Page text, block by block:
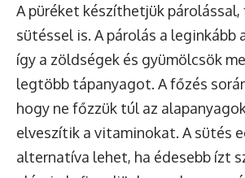
A püréket készíthetjük
sütéssel is. A párolás a leginkább
így a zöldségek és gyümölcsök
legtöbb tápanyagot. A főzés
hogy ne főzzük túl az
elveszítik a vitaminokat. A sütés
alternatíva lehet, ha édesebb ízt